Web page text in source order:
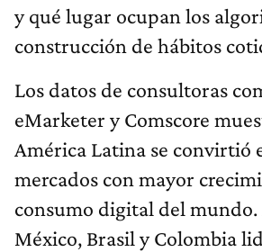
y qué lugar ocupan los
construcción de hábitos
Los datos de consultoras
eMarketer y Comscore
América Latina se convirtió
mercados con mayor
consumo digital del
México, Brasil y Colombia